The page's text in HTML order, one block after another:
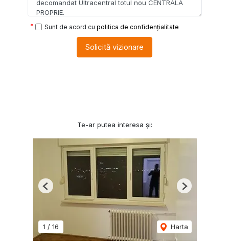
Sunt de acord cu politica de confidențialitate
Solicită vizionare
Te-ar putea interesa și:
1 / 16 Harta
Previous Next